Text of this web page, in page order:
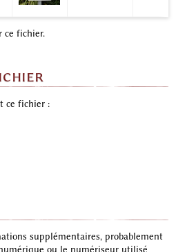
ce fichier.
ce fichier :
supplémentaires, probablement